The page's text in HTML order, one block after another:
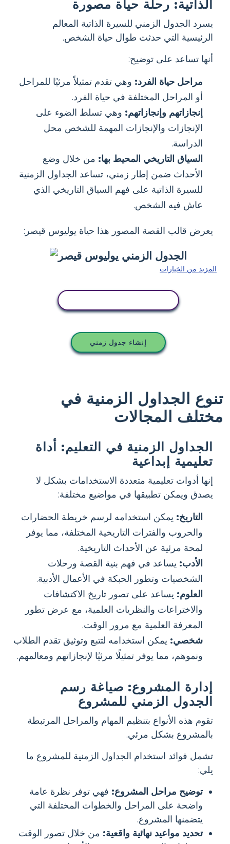
الذاتية: رحلة حياة مصورة
يسرد الجدول الزمني للسيرة الذاتية المعالم
الرئيسية التي حدثت طوال حياة الشخص.
أنها تساعد على توضيح:
مراحل حياة الفرد: وهي تقدم تمثيلاً مرئيًا للمراحل
أو المراحل المختلفة في حياة الفرد.
إنجازاتهم وإنجازاتهم: وهي تسلط الضوء على
الإنجازات والإنجازات المهمة للشخص محل
الدراسة.
السياق التاريخي المحيط بها: من خلال وضع
الأحداث ضمن إطار زمني، تساعد الجداول الزمنية
للسيرة الذاتية على فهم السياق التاريخي الذي
عاش فيه الشخص.
يعرض قالب القصة المصور هذا حياة يوليوس قيصر:
المزيد من الخيارات
إنشاء جدول زمني
تنوع الجداول الزمنية في
مختلف المجالات
الجداول الزمنية في التعليم: أداة
تعليمية إبداعية
إنها أدوات تعليمية متعددة الاستخدامات بشكل لا
يصدق ويمكن تطبيقها في مواضيع مختلفة:
التاريخ: يمكن استخدامه لرسم خريطة الحضارات
والحروب والفترات التاريخية المختلفة، مما يوفر
لمحة مرئية عن الأحداث التاريخية.
الأدب: يساعد في فهم بنية القصة ورحلات
الشخصيات وتطور الحبكة في الأعمال الأدبية.
العلوم: يساعد على تصور تاريخ الاكتشافات
والاختراعات والنظريات العلمية، مع عرض تطور
المعرفة العلمية مع مرور الوقت.
شخصي: يمكن استخدامه لتتبع وتوثيق تقدم الطلاب
ونموهم، مما يوفر تمثيلًا مرئيًا لإنجازاتهم ومعالمهم.
إدارة المشروع: صياغة رسم
الجدول الزمني للمشروع
تقوم هذه الأنواع بتنظيم المهام والمراحل المرتبطة
بالمشروع بشكل مرئي.
تشمل فوائد استخدام الجداول الزمنية للمشروع ما
يلي:
توضيح مراحل المشروع: فهي توفر نظرة عامة
واضحة على المراحل والخطوات المختلفة التي
يتضمنها المشروع.
تحديد مواعيد نهائية واقعية: من خلال تصور الوقت